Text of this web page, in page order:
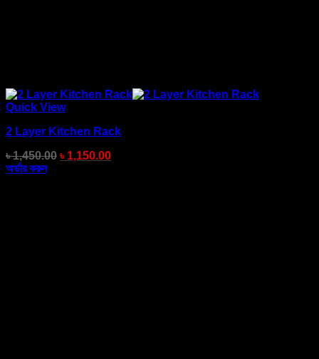
Quick View
2 Layer Kitchen Rack
৳1,450.00 ৳ 1,150.00
অর্ডার করুন